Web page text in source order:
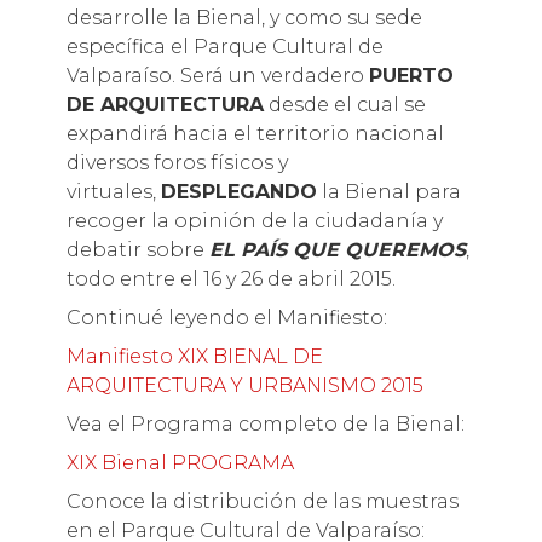
desarrolle la Bienal, y como su sede
específica el Parque Cultural de
Valparaíso. Será un verdadero PUERTO
DE ARQUITECTURAdesde el cual se
expandirá hacia el territorio nacional
diversos foros físicos y
virtuales, DESPLEGANDO la Bienal para
recoger la opinión de la ciudadanía y
debatir sobre EL PAÍS QUE QUEREMOS,
todo entre el 16 y 26 de abril 2015.
Continué leyendo el Manifiesto:
Manifiesto XIX BIENAL DE
ARQUITECTURA Y URBANISMO 2015
Vea el Programa completo de la Bienal:
XIX Bienal PROGRAMA
Conoce la distribución de las muestras
en el Parque Cultural de Valparaíso: